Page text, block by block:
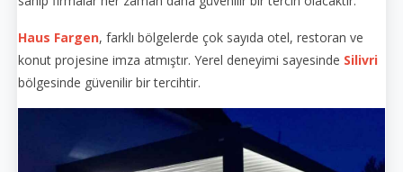
Haus Fargen, farklı bölgelerde çok sayıda otel, restoran ve
konut projesine imza atmıştır. Yerel deneyimi sayesinde Silivri
bölgesinde güvenilir bir tercihtir.